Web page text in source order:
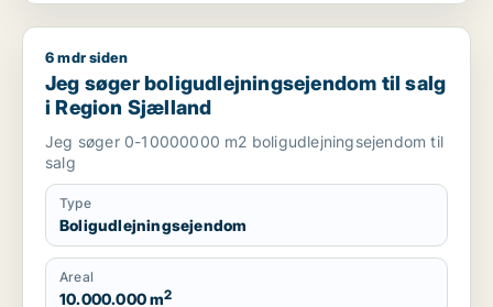
Jeg søger boligudlejningsejendom til salg i Region Sjælland
6 mdr siden
Jeg søger boligudlejningsejendom til salg
i Region Sjælland
Jeg søger 0-10000000 m2 boligudlejningsejendom til
salg
Type
Boligudlejningsejendom
Areal
10.000.000 m2